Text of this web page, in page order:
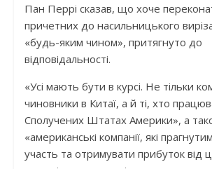
Пан Перрі сказав, що хоче
причетних до насильницького
«будь-яким чином», притягнуто до
відповідальності.
«Усі мають бути в курсі. Не тільки
чиновники в Китаї, а й ті, хто
Сполучених Штатах Америки», а
«американські компанії, які
участь та отримувати прибуток від